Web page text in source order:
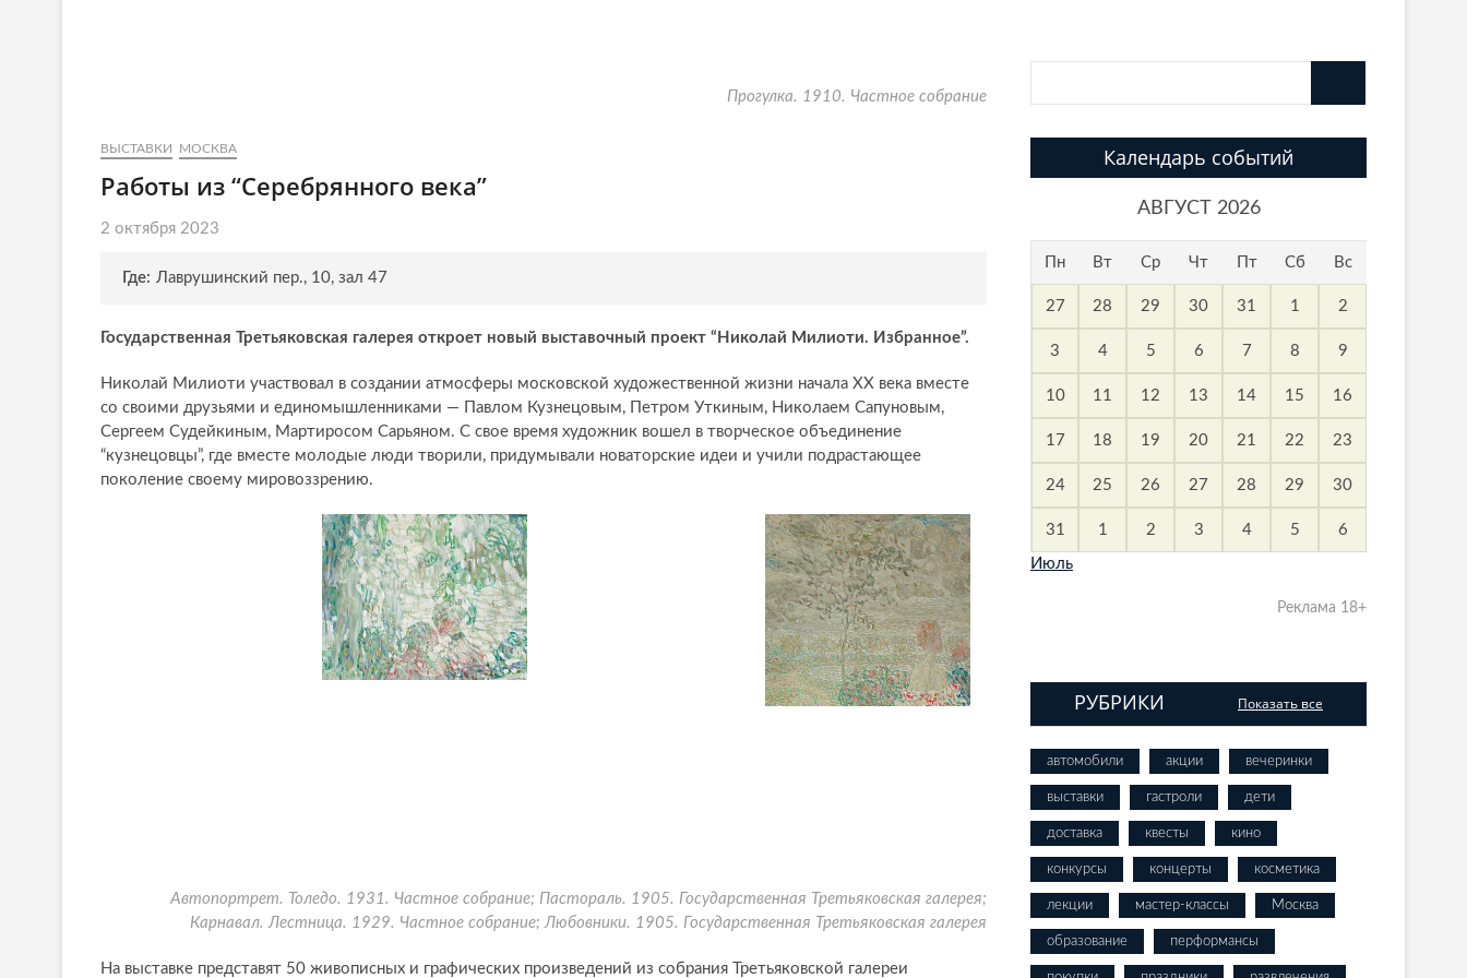
Прогулка. 1910. Частное собрание
ВЫСТАВКИ МОСКВА
Работы из “Серебрянного века”
2 октября 2023
Где: Лаврушинский пер., 10, зал 47
Государственная Третьяковская галерея откроет новый выставочный проект “Николай Милиоти. Избранное”.
Николай Милиоти участвовал в создании атмосферы московской художественной жизни начала XX века вместе
со своими друзьями и единомышленниками — Павлом Кузнецовым, Петром Уткиным, Николаем Сапуновым,
Сергеем Судейкиным, Мартиросом Сарьяном. С свое время художник вошел в творческое объединение
“кузнецовцы”, где вместе молодые люди творили, придумывали новаторские идеи и учили подрастающее
поколение своему мировоззрению.
Автопортрет. Толедо. 1931. Частное собрание; Пастораль. 1905. Государственная Третьяковская галерея;
Карнавал. Лестница. 1929. Частное собрание; Любовники. 1905. Государственная Третьяковская галерея
На выставке представят 50 живописных и графических произведений из собрания Третьяковской галереи
Календарь событий
АВГУСТ 2026
Пн Вт Ср Чт Пт Сб Вс
27 28 29 30 31 1 2
3 4 5 6 7 8 9
10 11 12 13 14 15 16
17 18 19 20 21 22 23
24 25 26 27 28 29 30
31 1 2 3 4 5 6
Июль
Реклама 18+
РУБРИКИ Показать все
автомобили акции вечеринки
выставки гастроли дети
доставка квесты кино
конкурсы концерты косметика
лекции мастер-классы Москва
образование перформансы